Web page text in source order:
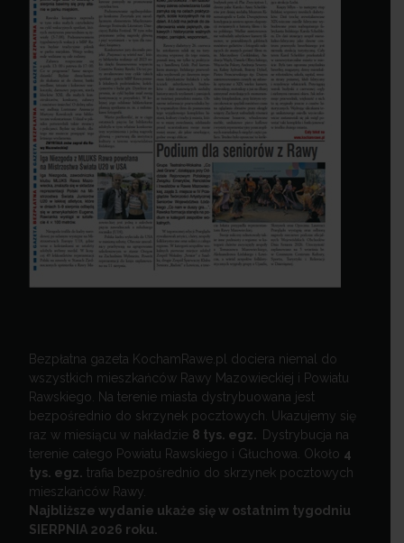
Bezpłatna gazeta KochamRawe.pl dociera niemal do
wszystkich mieszkańców Rawy Mazowieckiej i Powiatu
Rawskiego. Na terenie miasta dystrybuowana jest
bezpośrednio do skrzynek pocztowych. Ukazujemy się
raz w miesiącu w nakładzie 8 tys. egz.
Dystrybucja na
terenie całego Powiatu Rawskiego i Głuchowa. Około 4
tys. egz. trafia bezpośrednio do skrzynek pocztowych
mieszkańców Rawy.
Najbliższe wydanie ukaże się w ostatnim tygodniu
SIERPNIA 2026 roku.